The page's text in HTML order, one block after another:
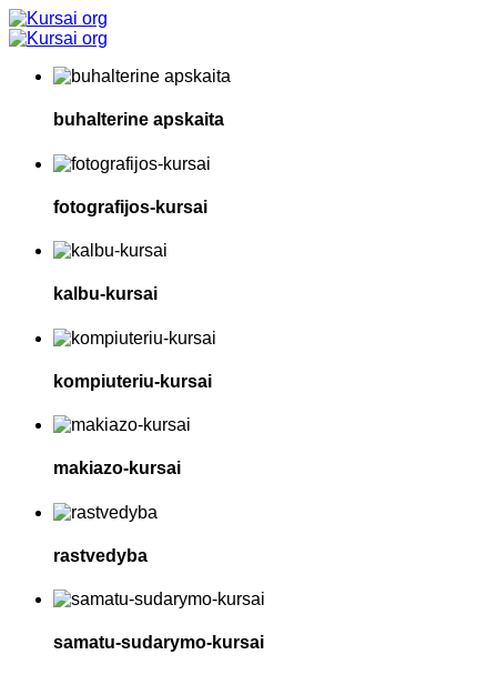
buhalterine apskaita
fotografijos-kursai
kalbu-kursai
kompiuteriu-kursai
makiazo-kursai
rastvedyba
samatu-sudarymo-kursai